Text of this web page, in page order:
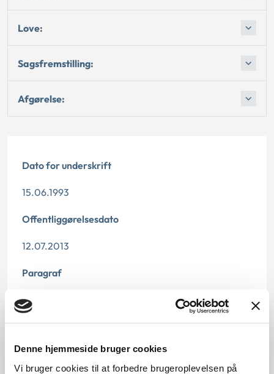
Denne hjemmeside bruger cookies
Vi bruger cookies til at forbedre brugeroplevelsen på
Love:
Sagsfremstilling:
Afgørelse:
Dato for underskrift
15.06.1993
Offentliggørelsesdato
12.07.2013
Paragraf
§ 43
21228-92